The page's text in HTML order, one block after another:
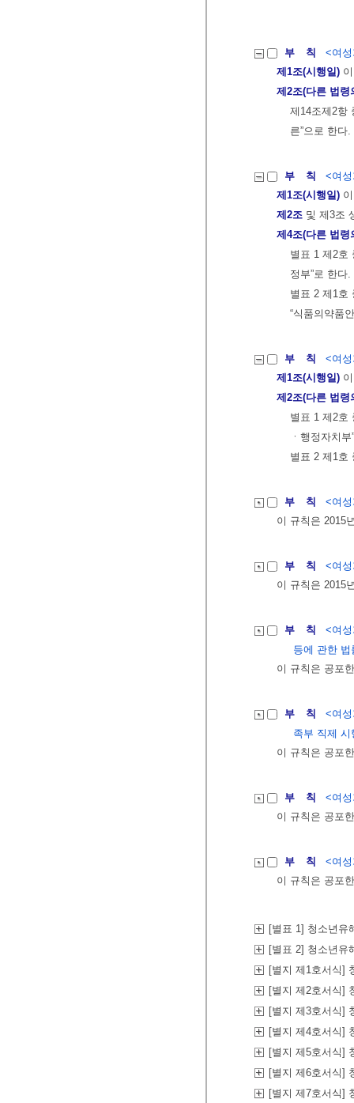
부 칙
<여
제1조(시행일)
제2조(다른 법령
제14조제2항
른”으로 한다.
부 칙
<여
제1조(시행일)
제2조 및 제3조
제4조(다른 법령
별표 1 제2호
정부”로 한다.
별표 2 제1호
“식품의약품
부 칙
<여
제1조(시행일)
제2조(다른 법령
별표 1 제2호
ㆍ행정자치
별표 2 제1호
부 칙
<여
이 규칙은 2015
부 칙
<여
이 규칙은 2015
부 칙
<여
등에 관한
이 규칙은 공포
부 칙
<여
족부 직제
이 규칙은 공포
부 칙
<여
이 규칙은 공포
부 칙
<여
이 규칙은 공포
[별표 1] 청소년유
[별표 2] 청소년유
[별지 제1호서식]
[별지 제2호서식]
[별지 제3호서식]
[별지 제4호서식]
[별지 제5호서식]
[별지 제6호서식]
[별지 제7호서식]